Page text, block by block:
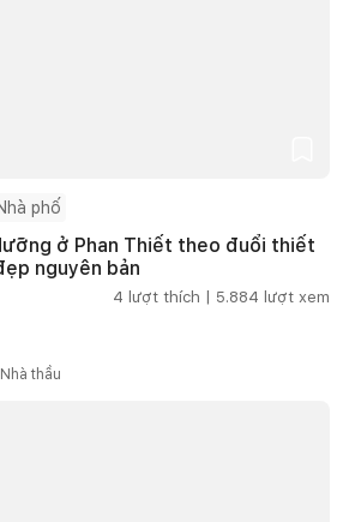
phố
ở Phan Thiết theo đuổi thiết
nguyên bản
4 lượt thích | 5.884 lượt xem
thầu